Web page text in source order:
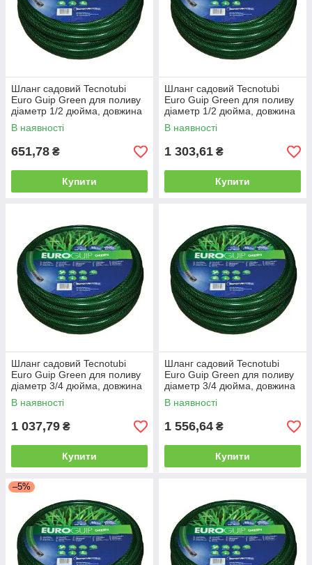
Шланг садовий Tecnotubi
Euro Guip Green для поливу
діаметр 1/2 дюйма, довжина
25 м (EGG 1/2 25)
В наявності
651,78 ₴
Купити
Шланг садовий Tecnotubi
Euro Guip Green для поливу
діаметр 1/2 дюйма, довжина
50 м (EGG 1/2 50)
В наявності
1 303,61 ₴
Купити
Шланг садовий Tecnotubi
Euro Guip Green для поливу
діаметр 3/4 дюйма, довжина
20 м (EGG 3/4 20)
В наявності
1 037,79 ₴
Купити
Шланг садовий Tecnotubi
Euro Guip Green для поливу
діаметр 3/4 дюйма, довжина
30 м (EGG 3/4 30)
В наявності
1 556,64 ₴
Купити
–5%